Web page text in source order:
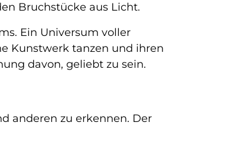
Bruchstücke aus Licht.
Ein Universum voller
Kunstwerk tanzen und ihren
davon, geliebt zu sein.
anderen zu erkennen. Der